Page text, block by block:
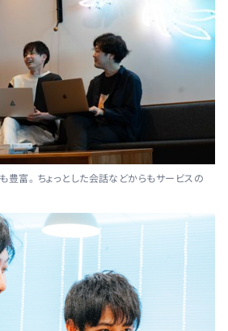
豊富。 ちょっとした会話などからもサービスの